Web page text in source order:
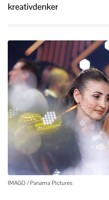
kreativdenker
IMAGO / Panama Pictures